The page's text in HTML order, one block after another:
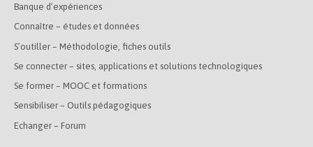
Banque d’expériences
Connaître – études et données
S’outiller – Méthodologie, fiches outils
Se connecter – sites, applications et solutions technologiques
Se former – MOOC et formations
Sensibiliser – Outils pédagogiques
Echanger – Forum